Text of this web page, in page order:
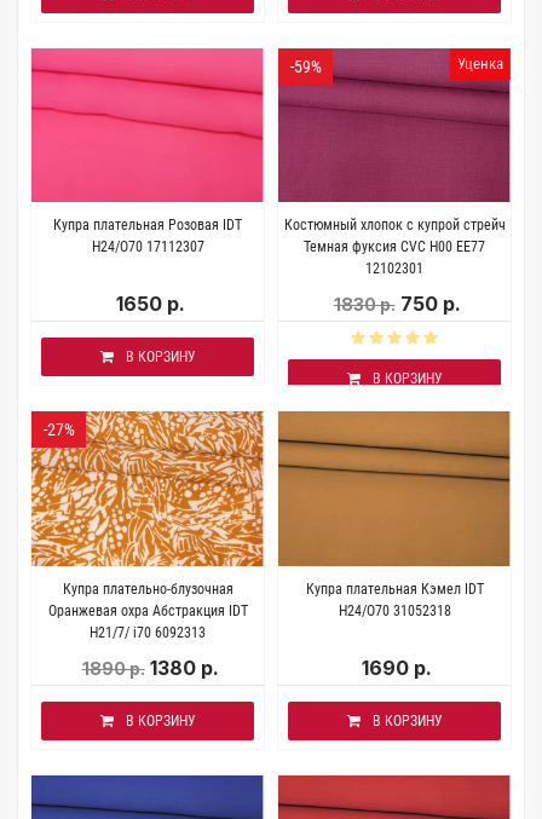
Купра плательная Розовая IDT
H24/O70 17112307
1650 р.
В КОРЗИНУ
Уценка
-59%
Костюмный хлопок с купрой стрейч
Темная фуксия CVC H00 EE77
12102301
1830 р. 750 р.
В КОРЗИНУ
-27%
Купра плательно-блузочная
Оранжевая охра Абстракция IDT
H21/7/ i70 6092313
1890 р. 1380 р.
В КОРЗИНУ
Купра плательная Кэмел IDT
H24/O70 31052318
1690 р.
В КОРЗИНУ